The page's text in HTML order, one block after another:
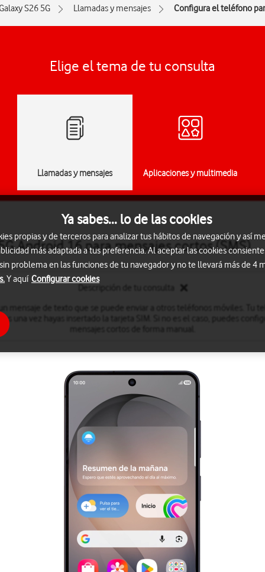
S26 5G Llamadas y mensajes Configura el teléfono
Elige el tema de tu consulta
Llamadas y mensajes Aplicaciones y multimedia
Android 16 para mensajes cortos (SMS)
una vez hayas insertado la tarjeta SIM. Si no es el caso, puedes
Ya sabes... lo de las cookies
propias y de terceros para analizar tus hábitos de navegación y así
más adaptada a tus preferencia. Al aceptar las cookies
problema en las funciones de tu navegador y no te llevará más de 4
Y aquí Configurar cookies